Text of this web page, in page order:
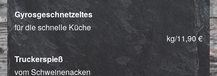
Gyrosgeschnetzeltes
für die schnelle Küche
kg/11,90 €
Truckerspieß
vom Schweinenacken